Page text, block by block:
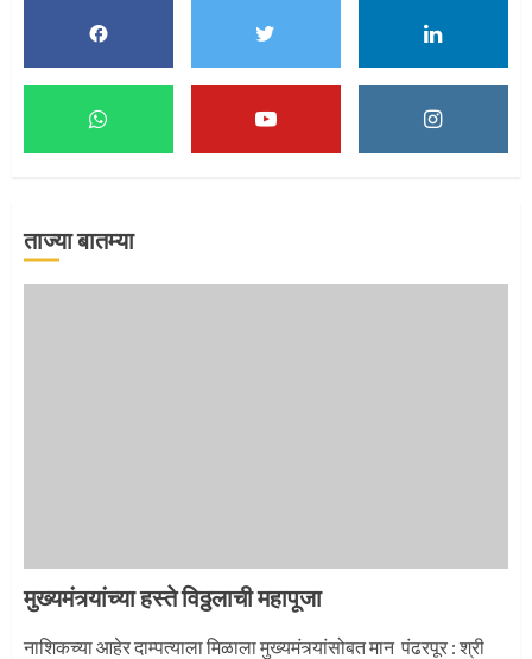
माऊलींच्या पादुकांना नीरा स्नान
ताज्या बातम्या
मुख्यमंत्र्यांच्या हस्ते विठ्ठलाची महापूजा
नाशिकच्या आहेर दाम्पत्याला मिळाला मुख्यमंत्र्यांसोबत मान पंढरपूर : श्री